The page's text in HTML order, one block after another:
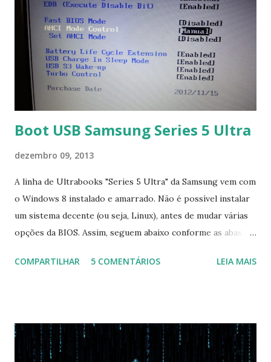
Boot USB Samsung Series 5 Ultra
dezembro 09, 2013
A linha de Ultrabooks "Series 5 Ultra" da Samsung vem com
o Windows 8 instalado e amarrado. Não é possível instalar
um sistema decente (ou seja, Linux), antes de mudar várias
opções da BIOS. Assim, seguem abaixo conforme as abas, a
Na inicialização aperte F2 para acessar a BIOS e então faça
com Win, deixe essa opção no Auto ) Set AHCI Mode ->
Disabled USB S3 Wake-up -> Enabled Boot: Secure Boot ->
COMPARTILHAR 5 COMENTÁRIOS LEIA MAIS